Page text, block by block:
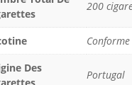
200
Des
Portugal